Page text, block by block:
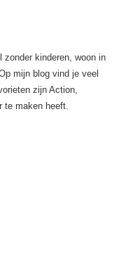
zonder kinderen, woon in
mijn blog vind je veel
zijn Action,
te maken heeft.